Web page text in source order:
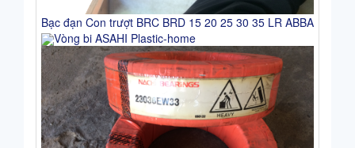
Bạc đạn Con trượt BRC BRD 15 20 25 30 35 LR ABBA
Vòng bi ASAHI Plastic-home